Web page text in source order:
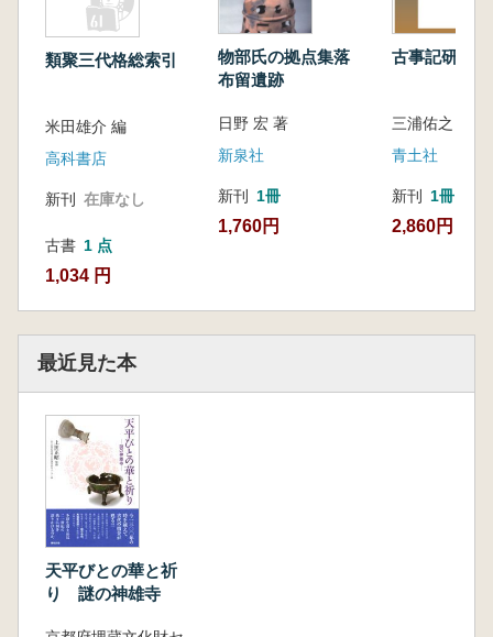
類聚三代格総索引
米田雄介 編
高科書店
新刊 在庫なし
古書 1 点
1,034 円
物部氏の拠点集落
布留遺跡
日野 宏 著
新泉社
新刊 1冊
1,760円
古事記研究
三浦佑之 著
青土社
新刊 1冊
2,860円
最近見た本
天平びとの華と祈
り 謎の神雄寺